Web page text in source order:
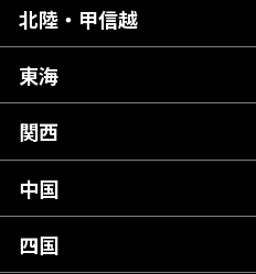
青森県
秋田県
岩手県
宮城県
福島県
茨城県
栃木県
群馬県
千葉県
北陸・甲信越
新潟県
富山県
石川県
東海
岐阜県
静岡県
愛知県
関西
滋賀県
京都府
中国
広島県
四国